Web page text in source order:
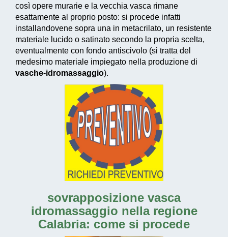
così opere murarie e la vecchia vasca rimane
esattamente al proprio posto: si procede infatti
installandovene sopra una in metacrilato, un resistente
materiale lucido o satinato secondo la propria scelta,
eventualmente con fondo antiscivolo (si tratta del
medesimo materiale impiegato nella produzione di
vasche-idromassaggio).
sovrapposizione vasca
idromassaggio nella regione
Calabria: come si procede